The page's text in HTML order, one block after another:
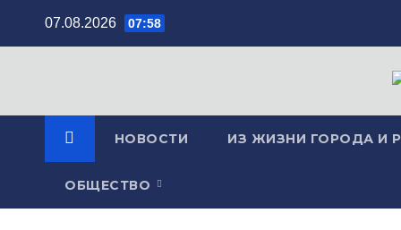
07.08.2026 07:58
НОВОСТИ ИЗ ЖИЗНИ ГОРОДА И
ОБЩЕСТВО